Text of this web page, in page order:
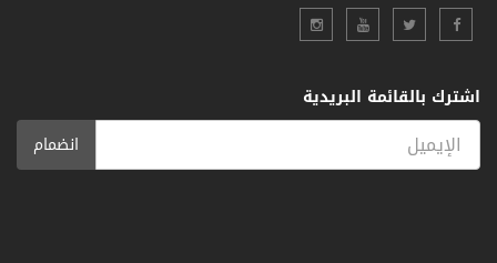
اشترك بالقائمة البريدية
انضمام